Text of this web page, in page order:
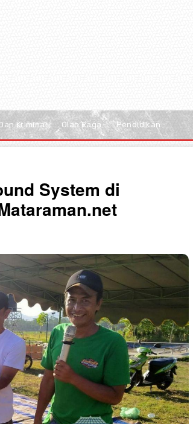
Kriminal Olah Raga Pendidikan
System di